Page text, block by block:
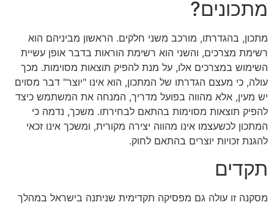
מתכונים?
מתכון, בהגדרתו, מורכב משני חלקים. הראשון מביניהם הוא
רשימת מצרכים, והשני הוא רשימת הוראות בדבר אופן עשיית
השימוש במצרכים אלו, על מנת להפיק תוצאות מסוימות. מכך
עולה, כי מעצם הגדרתו של המתכון, הוא אינו "יוצר" דבר מסוים
יש מעין, אלא מהווה בפועל מדריך, המנחה את המשתמש כיצד
להפיק תוצאות מסוימות בהתאם לבחירתו. משכך, נדמה כי
המתכון לכשעצמו אינו מהווה יצירה מקורית, ומשכך אינו זכאי
להגנת זכויות יוצרים בהתאם לחוק.
תקדים
מסקנה זו עולה גם מפסיקה תקדימית שניתנה בישראל במהלך